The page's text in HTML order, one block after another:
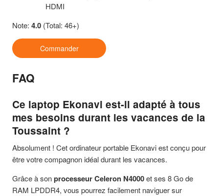
HDMI
Note: 4.0 (Total: 46+)
Commander
FAQ
Ce laptop Ekonavi est-il adapté à tous
mes besoins durant les vacances de la
Toussaint ?
Absolument ! Cet ordinateur portable Ekonavi est conçu pour
être votre compagnon idéal durant les vacances.
Grâce à sonprocesseur Celeron N4000et ses 8 Go de
RAM LPDDR4, vous pourrez facilement naviguer sur